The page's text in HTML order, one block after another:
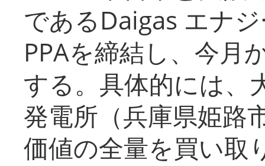
であるDaigas エナ
PPAを締結し、今月
する。具体的には、
発電所（兵庫県姫路
価値の全量を買い取